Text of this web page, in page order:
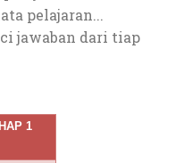
pelajaran...
jawaban dari tiap
1